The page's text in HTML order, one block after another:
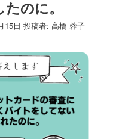
ー
シ
ン
のに。
15日 投稿者:高橋 蓉子